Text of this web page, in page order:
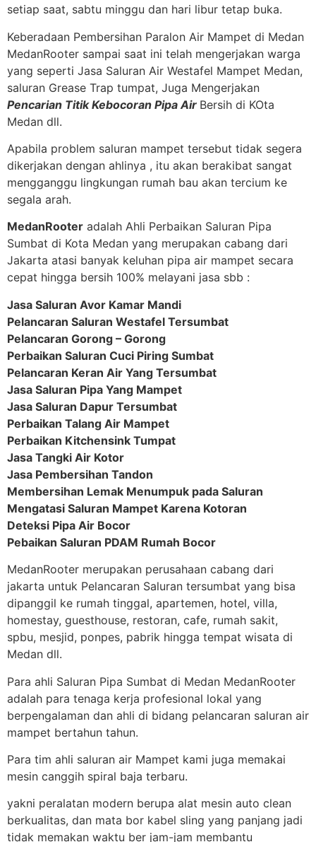
setiap saat, sabtu minggu dan hari libur tetap buka.
Keberadaan Pembersihan Paralon Air Mampet di Medan
MedanRooter sampai saat ini telah mengerjakan warga
yang seperti Jasa Saluran Air Westafel Mampet Medan,
saluran Grease Trap tumpat, Juga Mengerjakan
Pencarian Titik Kebocoran Pipa Air Bersih di KOta
Medan dll.
Apabila problem saluran mampet tersebut tidak segera
dikerjakan dengan ahlinya , itu akan berakibat sangat
mengganggu lingkungan rumah bau akan tercium ke
segala arah.
MedanRooter adalah Ahli Perbaikan Saluran Pipa
Sumbat di Kota Medan yang merupakan cabang dari
Jakarta atasi banyak keluhan pipa air mampet secara
cepat hingga bersih 100% melayani jasa sbb :
Jasa Saluran Avor Kamar Mandi
Pelancaran Saluran Westafel Tersumbat
Pelancaran Gorong – Gorong
Perbaikan Saluran Cuci Piring Sumbat
Pelancaran Keran Air Yang Tersumbat
Jasa Saluran Pipa Yang Mampet
Jasa Saluran Dapur Tersumbat
Perbaikan Talang Air Mampet
Perbaikan Kitchensink Tumpat
Jasa Tangki Air Kotor
Jasa Pembersihan Tandon
Membersihan Lemak Menumpuk pada Saluran
Mengatasi Saluran Mampet Karena Kotoran
Deteksi Pipa Air Bocor
Pebaikan Saluran PDAM Rumah Bocor
MedanRooter merupakan perusahaan cabang dari
jakarta untuk Pelancaran Saluran tersumbat yang bisa
dipanggil ke rumah tinggal, apartemen, hotel, villa,
homestay, guesthouse, restoran, cafe, rumah sakit,
spbu, mesjid, ponpes, pabrik hingga tempat wisata di
Medan dll.
Para ahli Saluran Pipa Sumbat di Medan MedanRooter
adalah para tenaga kerja profesional lokal yang
berpengalaman dan ahli di bidang pelancaran saluran air
mampet bertahun tahun.
Para tim ahli saluran air Mampet kami juga memakai
mesin canggih spiral baja terbaru.
yakni peralatan modern berupa alat mesin auto clean
berkualitas, dan mata bor kabel sling yang panjang jadi
tidak memakan waktu ber jam-jam membantu